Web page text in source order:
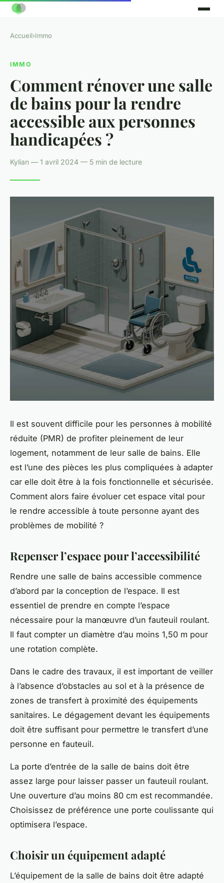
Accueil›Immo
IMMO
Comment rénover une salle
de bains pour la rendre
accessible aux personnes
handicapées ?
Kylian — 1 avril 2024 — 5 min de lecture
Il est souvent difficile pour les personnes à mobilité
réduite (PMR) de profiter pleinement de leur
logement, notamment de leur salle de bains. Elle
est l’une des pièces les plus compliquées à adapter
car elle doit être à la fois fonctionnelle et sécurisée.
Comment alors faire évoluer cet espace vital pour
le rendre accessible à toute personne ayant des
problèmes de mobilité ?
Repenser l’espace pour l’accessibilité
Rendre une salle de bains accessible commence
d’abord par la conception de l’espace. Il est
essentiel de prendre en compte l’espace
nécessaire pour la manœuvre d’un fauteuil roulant.
Il faut compter un diamètre d’au moins 1,50 m pour
une rotation complète.
Dans le cadre des travaux, il est important de veiller
à l’absence d’obstacles au sol et à la présence de
zones de transfert à proximité des équipements
sanitaires. Le dégagement devant les équipements
doit être suffisant pour permettre le transfert d’une
personne en fauteuil.
La porte d’entrée de la salle de bains doit être
assez large pour laisser passer un fauteuil roulant.
Une ouverture d’au moins 80 cm est recommandée.
Choisissez de préférence une porte coulissante qui
optimisera l’espace.
Choisir un équipement adapté
L’équipement de la salle de bains doit être adapté